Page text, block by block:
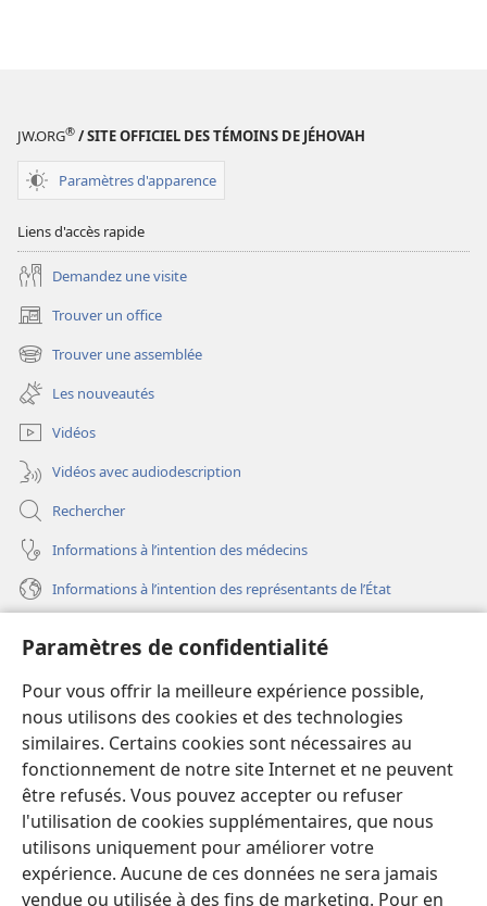
Paramètres de confidentialité
Pour vous offrir la meilleure expérience possible,
nous utilisons des cookies et des technologies
similaires. Certains cookies sont nécessaires au
fonctionnement de notre site Internet et ne peuvent
être refusés. Vous pouvez accepter ou refuser
l'utilisation de cookies supplémentaires, que nous
utilisons uniquement pour améliorer votre
expérience. Aucune de ces données ne sera jamais
vendue ou utilisée à des fins de marketing. Pour en
JW.ORG® / SITE OFFICIEL DES TÉMOINS DE JÉHOVAH
Paramètres d'apparence
Liens d'accès rapide
Demandez une visite
Trouver un office
(ouvre
une
nouvelle
fenêtre)
Trouver une assemblée
(ouvre
une
nouvelle
fenêtre)
Les nouveautés
Vidéos
Vidéos avec audiodescription
Rechercher
Informations à l’intention des médecins
Informations à l’intention des représentants de l’État
(ouvre
une
nouvelle
fenêtre)
Bibliothèque en ligne
(ouvre
une
nouvelle
fenêtre)
JW Hub®
(ouvre
une
nouvelle
fenêtre)
JW Library
Watchtower Library